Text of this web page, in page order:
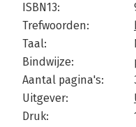
ISBN13:
Trefwoorden:
Taal:
Bindwijze:
Aantal pagina's:
Uitgever:
Druk: